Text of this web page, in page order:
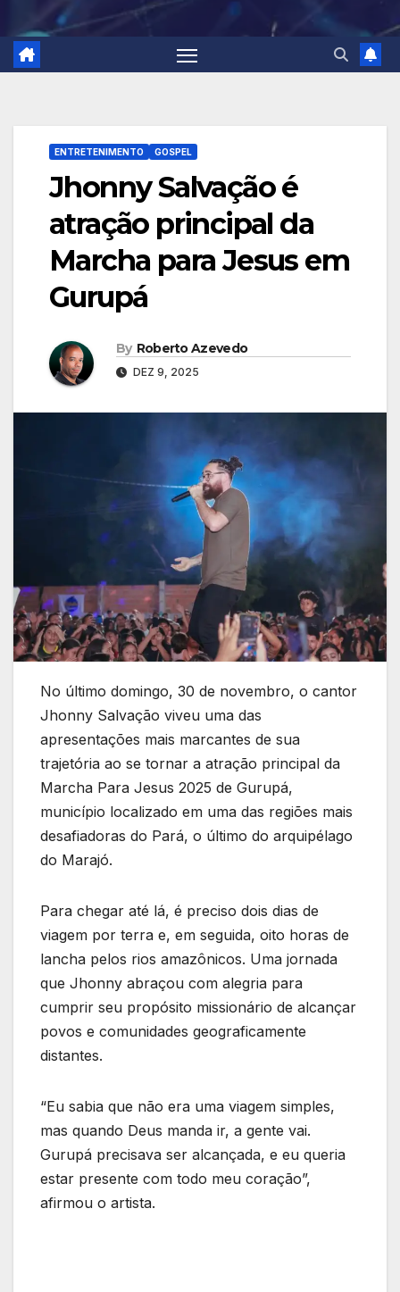
ENTRETENIMENTO GOSPEL
Jhonny Salvação é
atração principal da
Marcha para Jesus em
Gurupá
By Roberto Azevedo
DEZ 9, 2025
No último domingo, 30 de novembro, o cantor
Jhonny Salvação viveu uma das
apresentações mais marcantes de sua
trajetória ao se tornar a atração principal da
Marcha Para Jesus 2025 de Gurupá,
município localizado em uma das regiões mais
desafiadoras do Pará, o último do arquipélago
do Marajó.
Para chegar até lá, é preciso dois dias de
viagem por terra e, em seguida, oito horas de
lancha pelos rios amazônicos. Uma jornada
que Jhonny abraçou com alegria para
cumprir seu propósito missionário de alcançar
povos e comunidades geograficamente
distantes.
“Eu sabia que não era uma viagem simples,
mas quando Deus manda ir, a gente vai.
Gurupá precisava ser alcançada, e eu queria
estar presente com todo meu coração”,
afirmou o artista.